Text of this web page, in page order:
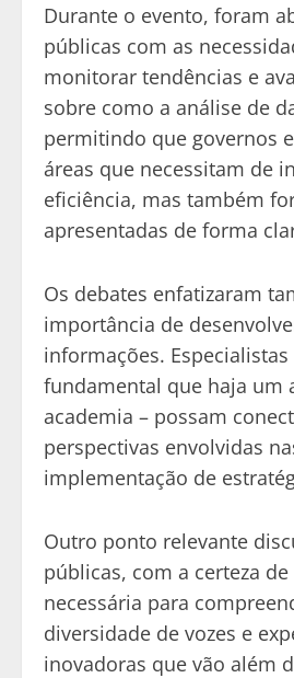
Durante o evento, foram
públicas com as
monitorar tendências e
sobre como a análise de
permitindo que governos
áreas que necessitam de
eficiência, mas também
apresentadas de forma
Os debates enfatizaram
importância de
informações.
fundamental que haja um
academia – possam
perspectivas envolvidas
implementação de
Outro ponto relevante
públicas, com a certeza
necessária para
diversidade de vozes e
inovadoras que vão além